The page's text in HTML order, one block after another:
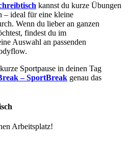
kannst du kurze Übungen
– ideal für eine kleine
Wenn du lieber an ganzen
findest du im
Auswahl an passenden
Sportpause in deinen Tag
– SportBreak genau das
Arbeitsplatz!